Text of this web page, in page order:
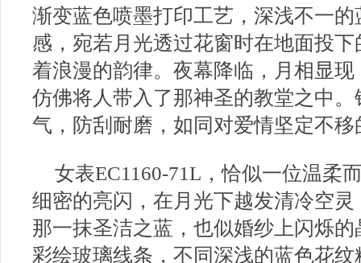
渐变蓝色喷墨打印工艺，深浅不一
感，宛若月光透过花窗时在地面投
着浪漫的韵律。夜幕降临，月相显
仿佛将人带入了那神圣的教堂之中
气，防刮耐磨，如同对爱情坚定不移
女表EC1160-71L，恰似一位温柔
细密的亮闪，在月光下越发清冷空
那一抹圣洁之蓝，也似婚纱上闪烁
彩绘玻璃线条，不同深浅的蓝色花